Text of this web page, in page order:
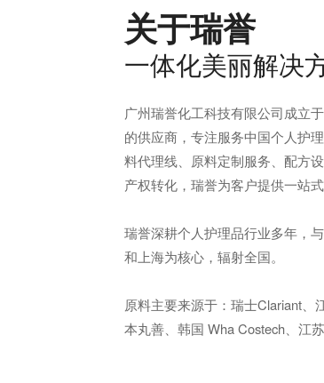
关于瑞誉
一体化美丽解决
广州瑞誉化工科技有限公司成立
的供应商，专注服务中国个人护
料代理线、原料定制服务、配方
产权转化，瑞誉为客户提供一站式
瑞誉深耕个人护理品行业多年，
和上海为核心，辐射全国。
原料主要来源于：瑞士Clariant、
本丸善、韩国 Wha Costech、江